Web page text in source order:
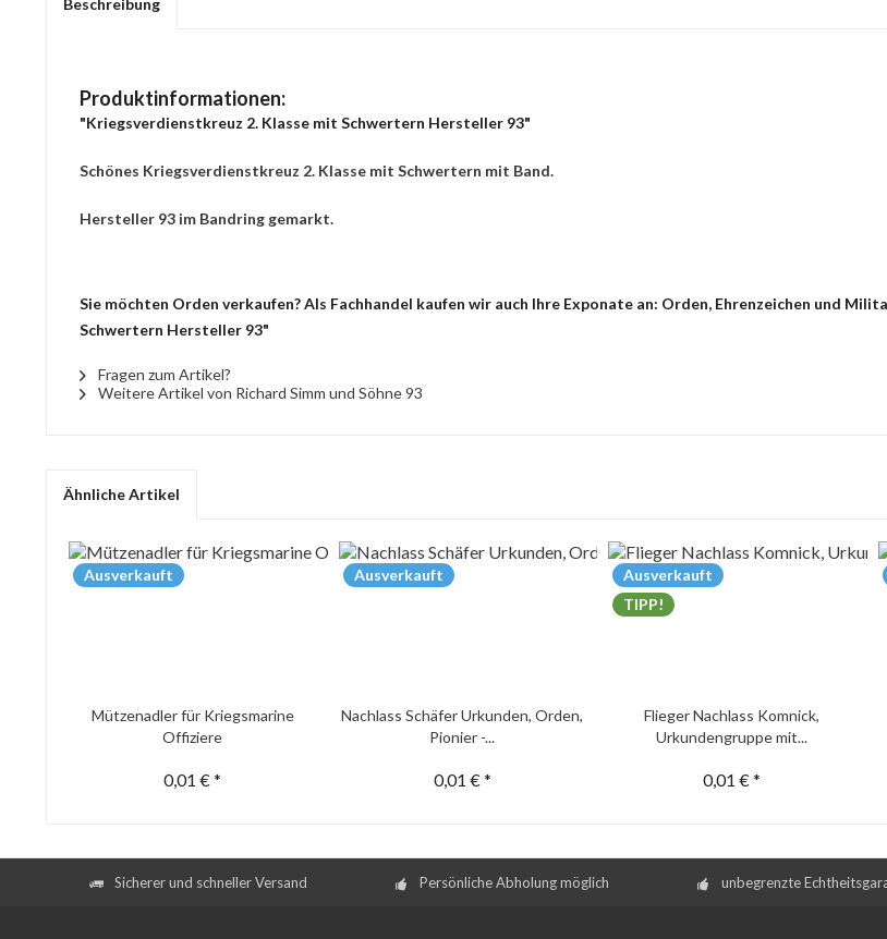
Beschreibung
Produktinformationen:
"Kriegsverdienstkreuz 2. Klasse mit Schwertern Hersteller 93"
Schönes Kriegsverdienstkreuz 2. Klasse mit Schwertern mit Band.
Hersteller 93 im Bandring gemarkt.
Sie möchten Orden verkaufen? Als Fachhandel kaufen wir auch Ihre Exponate an: Orden, Ehrenzeichen und
Schwertern Hersteller 93"
Fragen zum Artikel?
Weitere Artikel von Richard Simm und Söhne 93
Ähnliche Artikel
Ausverkauft
Mützenadler für Kriegsmarine
Offiziere
0,01 € *
Ausverkauft
Nachlass Schäfer Urkunden, Orden,
Pionier -...
0,01 € *
Ausverkauft
TIPP!
Flieger Nachlass Komnick,
Urkundengruppe mit...
0,01 € *
Sicherer und schneller Versand Persönliche Abholung möglich unbegrenzte